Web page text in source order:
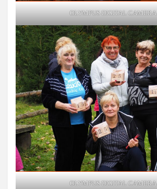
OLYMPUS DIGITAL CAMERA
OLYMPUS DIGITAL CAMERA